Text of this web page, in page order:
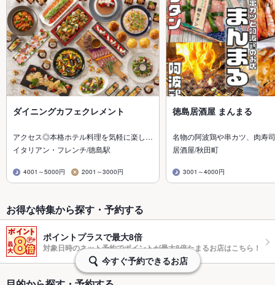
ダイニングカフェクレメント
アクセス◎本格ホテル料理を気軽に楽し…
イタリアン・フレンチ/徳島駅
4001～5000円 2001～3000円
徳島居酒屋 まんまる
名物の阿波鶏や串カツ、肉寿
居酒屋/秋田町
3001～4000円
お得な特集から探す・予約する
ポイントプラスで最大8倍
対象日時のネット予約でポイントが最大8倍たまるお店はこちら！
今すぐ予約できるお店